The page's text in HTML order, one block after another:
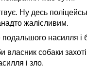
Ну десь
жалісливим.
насилля і
власник собаки
і зло.